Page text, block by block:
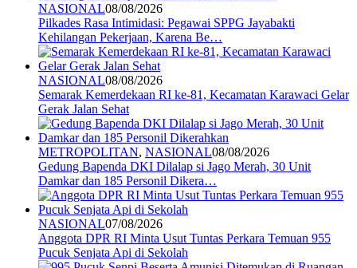
NASIONAL08/08/2026
Pilkades Rasa Intimidasi: Pegawai SPPG Jayabakti
Kehilangan Pekerjaan, Karena Be…
NASIONAL08/08/2026
Semarak Kemerdekaan RI ke-81, Kecamatan Karawaci Gelar
Gerak Jalan Sehat
METROPOLITAN, NASIONAL08/08/2026
Gedung Bapenda DKI Dilalap si Jago Merah, 30 Unit
Damkar dan 185 Personil Dikera…
NASIONAL07/08/2026
Anggota DPR RI Minta Usut Tuntas Perkara Temuan 955
Pucuk Senjata Api di Sekolah